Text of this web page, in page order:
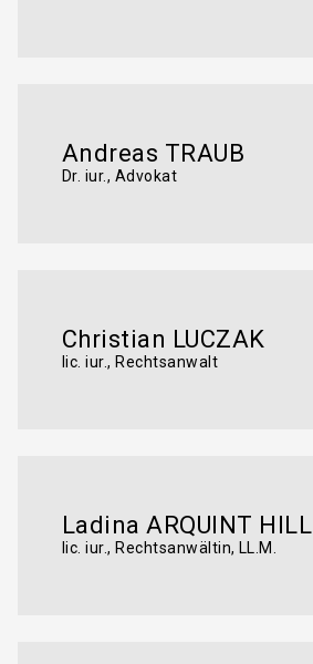
Andreas TRAUB
Dr. iur., Advokat
Christian LUCZAK
lic. iur., Rechtsanwalt
Ladina ARQUINT HILL
lic. iur., Rechtsanwältin, LL.M.